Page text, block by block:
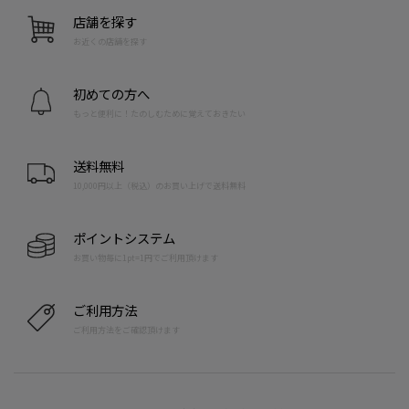
店舗を探す
お近くの店舗を探す
初めての方へ
もっと便利に！たのしむために覚えておきたい
送料無料
10,000円以上（税込）のお買い上げで送料無料
ポイントシステム
お買い物毎に1pt=1円でご利用頂けます
ご利用方法
ご利用方法をご確認頂けます